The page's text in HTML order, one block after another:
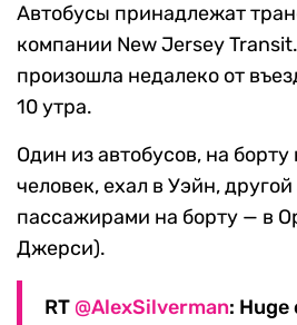
Автобусы принадлежат
компании New Jersey
произошла недалеко от
10 утра.
Один из автобусов, на
человек, ехал в Уэйн,
пассажирами на борту — в
Джерси).
RT @AlexSilverman: Huge